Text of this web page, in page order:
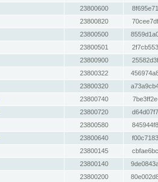
23800600
23800820
23800500
23800501
23800900
23800322
23800320
23800740
23800720
23800580
23800640
23800145
23800140
23800200